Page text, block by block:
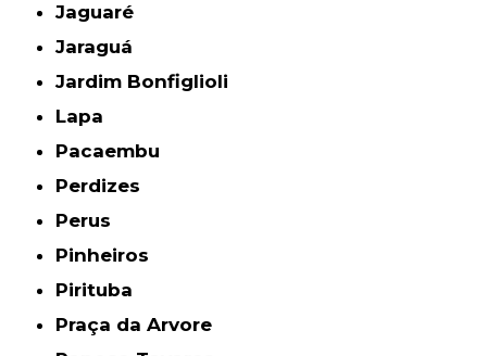
Jaguaré
Jaraguá
Jardim Bonfiglioli
Lapa
Pacaembu
Perdizes
Perus
Pinheiros
Pirituba
Praça da Arvore